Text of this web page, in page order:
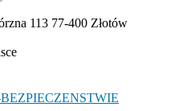
113 77-400 Złotów